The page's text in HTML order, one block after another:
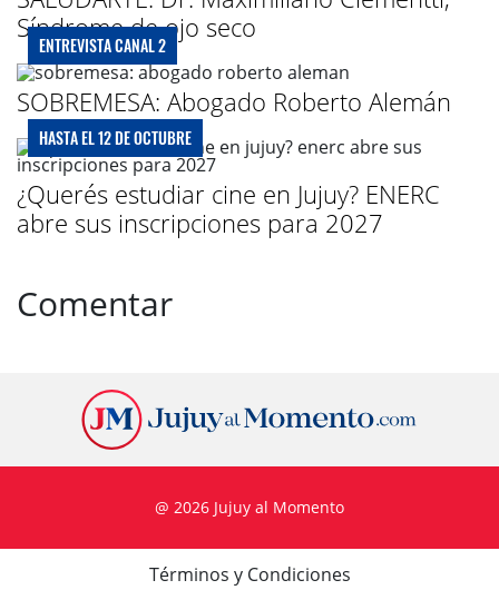
Síndrome de ojo seco
ENTREVISTA CANAL 2
SOBREMESA: Abogado Roberto Alemán
HASTA EL 12 DE OCTUBRE
¿Querés estudiar cine en Jujuy? ENERC
abre sus inscripciones para 2027
Comentar
@ 2026 Jujuy al Momento
Términos y Condiciones